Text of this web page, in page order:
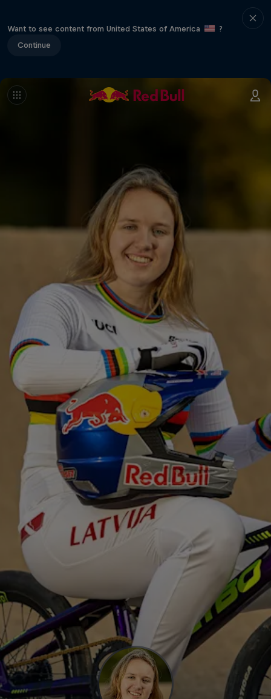
Want to see content from United States of America
?
Continue